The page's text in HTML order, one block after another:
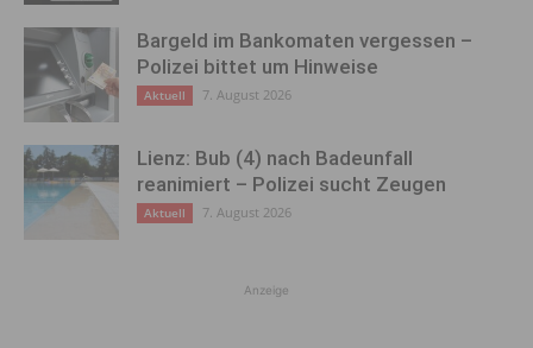
Bargeld im Bankomaten vergessen –
Polizei bittet um Hinweise
Aktuell 7. August 2026
Lienz: Bub (4) nach Badeunfall
reanimiert – Polizei sucht Zeugen
Aktuell 7. August 2026
Anzeige